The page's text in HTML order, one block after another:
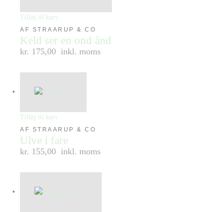
Tilføj til kurv
AF STRAARUP & CO
Keld ser en ond ånd
kr. 175,00 inkl. moms
Tilføj til kurv
AF STRAARUP & CO
Ulve i fare
kr. 155,00 inkl. moms